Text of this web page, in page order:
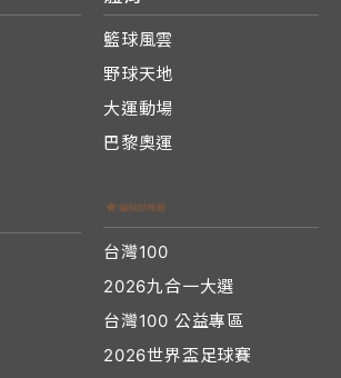
籃球風雲
野球天地
大運動場
巴黎奧運
台灣100
2026九合一大選
台灣100 公益專區
2026世界盃足球賽